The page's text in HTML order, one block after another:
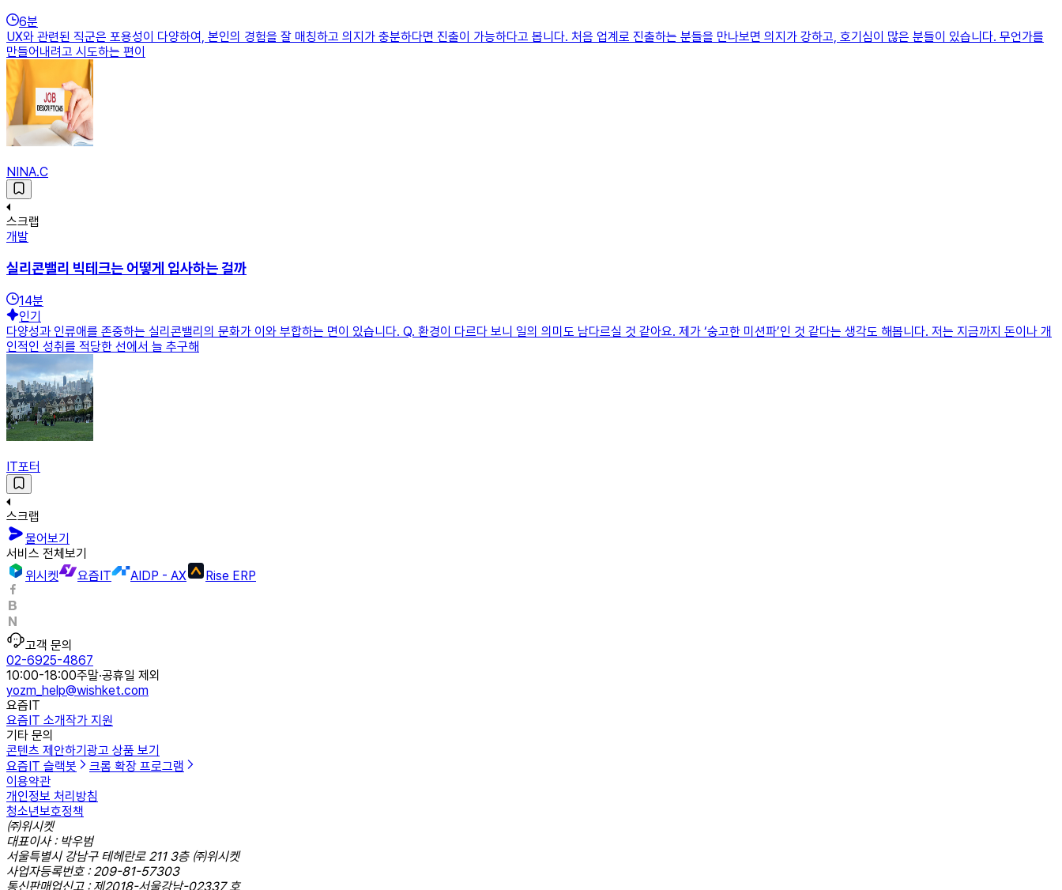
6분
UX와 관련된 직군은 포용성이 다양하여, 본인의 경험을 잘 매칭하고 의지가 충분하다면 진출이 가능하다고 봅니다. 처음 업계로 진출하는 분들을 만나보면 의지가 강하고, 호기심이 많은 분들이 있습니다. 무언가를
만들어내려고 시도하는 편이
NINA.C
스크랩
개발
실리콘밸리 빅테크는 어떻게 입사하는 걸까
14분
인기
다양성과 인류애를 존중하는 실리콘밸리의 문화가 이와 부합하는 면이 있습니다. Q. 환경이 다르다 보니 일의 의미도 남다르실 것 같아요. 제가 ‘숭고한 미션파’인 것 같다는 생각도 해봅니다. 저는 지금까지 돈이나 개
인적인 성취를 적당한 선에서 늘 추구해
IT포터
스크랩
물어보기
서비스 전체보기
위시켓
요즘IT AIDP - AX Rise ERP
고객 문의
02-6925-4867
10:00-18:00주말·공휴일 제외
yozm_help@wishket.com
요즘IT
요즘IT 소개작가 지원
기타 문의
콘텐츠 제안하기광고 상품 보기
요즘IT 슬랙봇
크롬 확장 프로그램
이용약관
개인정보 처리방침
청소년보호정책
㈜위시켓
대표이사 : 박우범
서울특별시 강남구 테헤란로 211 3층 ㈜위시켓
사업자등록번호 : 209-81-57303
통신판매업신고 : 제2018-서울강남-02337 호